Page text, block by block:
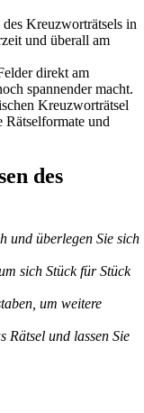
Kreuzworträtsels in
und überall am
direkt am
spannender macht.
Kreuzworträtsel
und
des
und überlegen Sie sich
sich Stück für Stück
um weitere
Rätsel und lassen Sie